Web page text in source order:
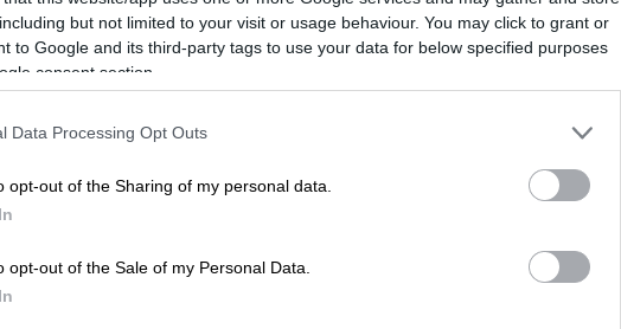
but not limited to your visit or usage behaviour. You may click to grant or
to Google and its third-party tags to use your data for below specified purposes
consent section.
Data Processing Opt Outs
opt-out of the Sharing of my personal data.
opt-out of the Sale of my Personal Data.
έπαιρνε τα παιδιά μαζί.
τα πιστέψω όλα αυτά. Την αγαπούσα…»
για το έγκλημα που διέπραξε.
έχω μια ευτυχισμένη οικογένεια